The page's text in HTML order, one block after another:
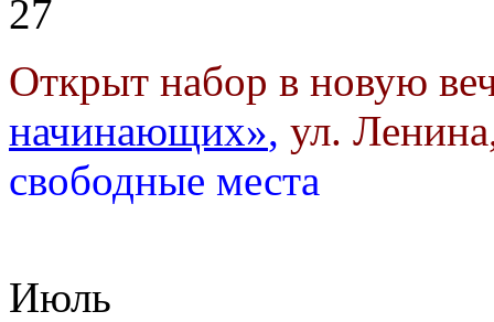
27
Открыт набор в новую
начинающих», ул.
свободные места
Июль